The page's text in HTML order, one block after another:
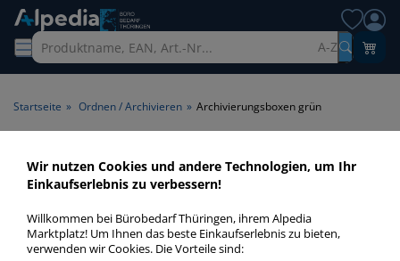
A-Z
Startseite » Ordnen / Archivieren » Archivierungsboxen grün
Archivierungsboxen grün >
Farbe grün
Archivierungsboxen grün in bester Qualität zum günstigen
Preis. Finden Sie schnell Archivierungsboxen grün mit
Wir nutzen Cookies und andere Technologien, um Ihr
Einkaufserlebnis zu verbessern!
Willkommen bei Bürobedarf Thüringen, ihrem Alpedia
Marktplatz! Um Ihnen das beste Einkaufserlebnis zu bieten,
verwenden wir Cookies. Die Vorteile sind: